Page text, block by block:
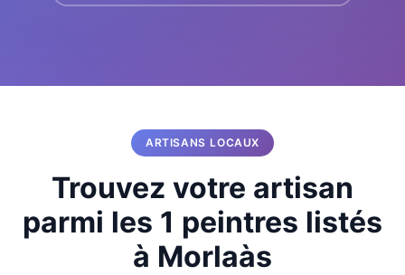
ARTISANS LOCAUX
Trouvez votre artisan
parmi les 1 peintres listés
à Morlaàs